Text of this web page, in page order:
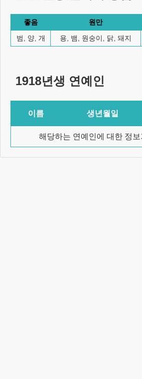
좋음 원만
범, 양, 개
용, 뱀, 원숭이, 닭, 돼지
1918년생 연예인
이름 생년월일
해당하는 연예인에 대한 정